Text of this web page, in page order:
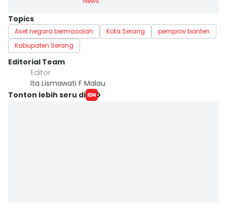
Topics
Aset negara bermasalah Kota Serang
pemprov banten
Kabupaten Serang
Editorial Team
Editor
Ita Lismawati F Malau
Tonton lebih seru di